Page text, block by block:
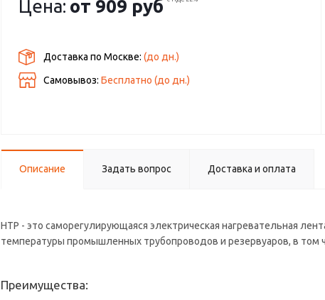
Цена: от 909 руб
Доставка по Москве:(до дн.)
Самовывоз:Бесплатно (до дн.)
Описание Задать вопрос Доставка и оплата
НТР - это саморегулирующаяся электрическая нагревательная
температуры промышленных трубопроводов и резервуаров, в том
Преимущества: